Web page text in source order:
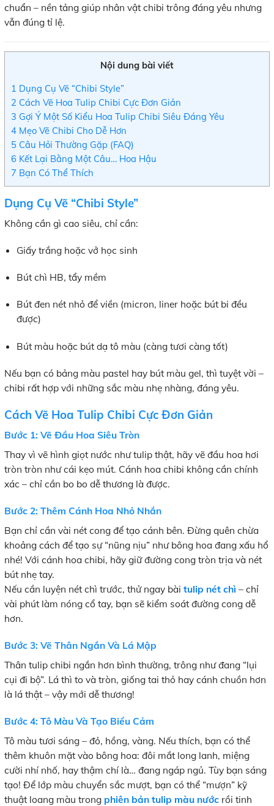
chuẩn – nền tảng giúp nhân vật chibi trông đáng yêu nhưng
vẫn đúng tỉ lệ.
Nội dung bài viết
1 Dụng Cụ Vẽ “Chibi Style”
2 Cách Vẽ Hoa Tulip Chibi Cực Đơn Giản
3 Gợi Ý Một Số Kiểu Hoa Tulip Chibi Siêu Đáng Yêu
4 Mẹo Vẽ Chibi Cho Dễ Hơn
5 Câu Hỏi Thường Gặp (FAQ)
6 Kết Lại Bằng Một Câu… Hoa Hậu
7 Bạn Có Thể Thích
Dụng Cụ Vẽ “Chibi Style”
Không cần gì cao siêu, chỉ cần:
Giấy trắng hoặc vở học sinh
Bút chì HB, tẩy mềm
Bút đen nét nhỏ để viền (micron, liner hoặc bút bi đều
được)
Bút màu hoặc bút dạ tô màu (càng tươi càng tốt)
Nếu bạn có bảng màu pastel hay bút màu gel, thì tuyệt vời –
chibi rất hợp với những sắc màu nhẹ nhàng, đáng yêu.
Cách Vẽ Hoa Tulip Chibi Cực Đơn Giản
Bước 1: Vẽ Đầu Hoa Siêu Tròn
Thay vì vẽ hình giọt nước như tulip thật, hãy vẽ đầu hoa hơi
tròn tròn như cái kẹo mút. Cánh hoa chibi không cần chính
xác – chỉ cần bo bo dễ thương là được.
Bước 2: Thêm Cánh Hoa Nhỏ Nhắn
Bạn chỉ cần vài nét cong để tạo cánh bên. Đừng quên chừa
khoảng cách để tạo sự “nũng nịu” như bông hoa đang xấu hổ
nhé! Với cánh hoa chibi, hãy giữ đường cong tròn trịa và nét
bút nhẹ tay.
Nếu cần luyện nét chì trước, thử ngay bài tulip nét chì – chỉ
vài phút làm nóng cổ tay, bạn sẽ kiểm soát đường cong dễ
hơn.
Bước 3: Vẽ Thân Ngắn Và Lá Mập
Thân tulip chibi ngắn hơn bình thường, trông như đang “lụi
cụi đi bộ”. Lá thì to và tròn, giống tai thỏ hay cánh chuồn hơn
là lá thật – vậy mới dễ thương!
Bước 4: Tô Màu Và Tạo Biểu Cảm
Tô màu tươi sáng – đỏ, hồng, vàng. Nếu thích, bạn có thể
thêm khuôn mặt vào bông hoa: đôi mắt long lanh, miệng
cười nhí nhố, hay thậm chí là… đang ngáp ngủ. Tùy bạn sáng
tạo! Để lớp màu chuyển sắc mượt, bạn có thể “mượn” kỹ
thuật loang màu trong phiên bản tulip màu nước rồi tinh